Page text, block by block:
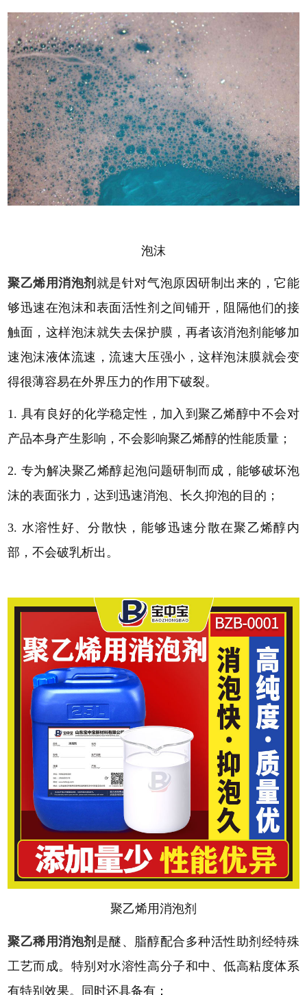
泡沫
聚乙烯用消泡剂 就是针对气泡原因研制出来的，它能
够迅速在泡沫和表面活性剂之间铺开，阻隔他们的接
触面，这样泡沫就失去保护膜，再者该消泡剂能够加
速泡沫液体流速，流速大压强小，这样泡沫膜就会变
得很薄容易在外界压力的作用下破裂。
1. 具有良好的化学稳定性，加入到聚乙烯醇中不会对
产品本身产生影响，不会影响聚乙烯醇的性能质量；
2. 专为解决聚乙烯醇起泡问题研制而成，能够破坏泡
沫的表面张力，达到迅速消泡、长久抑泡的目的；
3. 水溶性好、分散快，能够迅速分散在聚乙烯醇内
部，不会破乳析出。
聚乙烯用消泡剂
聚乙稀用消泡剂 是醚、脂醇配合多种活性助剂经特殊
工艺而成。特别对水溶性高分子和中、低高粘度体系
有特别效果。同时还具备有：